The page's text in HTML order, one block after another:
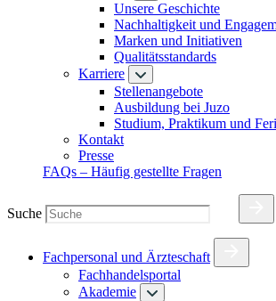
Unsere Geschichte
Nachhaltigkeit und
Marken und Initiativen
Qualitätsstandards
Karriere
Stellenangebote
Ausbildung bei Juzo
Studium, Praktikum und
Kontakt
Presse
FAQs – Häufig gestellte Fragen
Suche
Fachpersonal und Ärzteschaft
Fachhandelsportal
Akademie